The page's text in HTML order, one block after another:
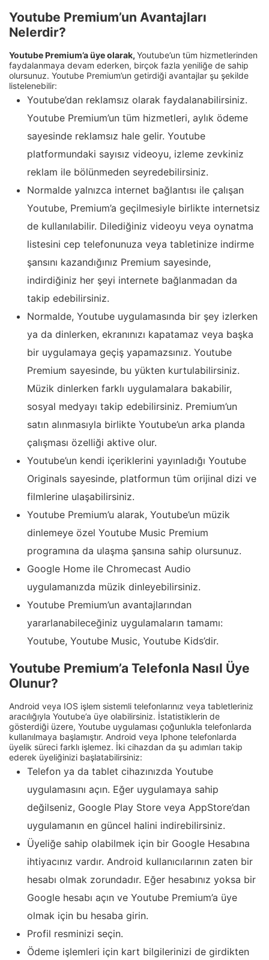
Youtube Premium’un Avantajları
Nelerdir?
Youtube Premium’a üye olarak, Youtube’un tüm hizmetlerinden
faydalanmaya devam ederken, birçok fazla yeniliğe de sahip
olursunuz. Youtube Premium’un getirdiği avantajlar şu şekilde
listelenebilir:
Youtube’dan reklamsız olarak faydalanabilirsiniz.
Youtube Premium’un tüm hizmetleri, aylık ödeme
sayesinde reklamsız hale gelir. Youtube
platformundaki sayısız videoyu, izleme zevkiniz
reklam ile bölünmeden seyredebilirsiniz.
Normalde yalnızca internet bağlantısı ile çalışan
Youtube, Premium’a geçilmesiyle birlikte internetsiz
de kullanılabilir. Dilediğiniz videoyu veya oynatma
listesini cep telefonunuza veya tabletinize indirme
şansını kazandığınız Premium sayesinde,
indirdiğiniz her şeyi internete bağlanmadan da
takip edebilirsiniz.
Normalde, Youtube uygulamasında bir şey izlerken
ya da dinlerken, ekranınızı kapatamaz veya başka
bir uygulamaya geçiş yapamazsınız. Youtube
Premium sayesinde, bu yükten kurtulabilirsiniz.
Müzik dinlerken farklı uygulamalara bakabilir,
sosyal medyayı takip edebilirsiniz. Premium’un
satın alınmasıyla birlikte Youtube’un arka planda
çalışması özelliği aktive olur.
Youtube’un kendi içeriklerini yayınladığı Youtube
Originals sayesinde, platformun tüm orijinal dizi ve
filmlerine ulaşabilirsiniz.
Youtube Premium’u alarak, Youtube’un müzik
dinlemeye özel Youtube Music Premium
programına da ulaşma şansına sahip olursunuz.
Google Home ile Chromecast Audio
uygulamanızda müzik dinleyebilirsiniz.
Youtube Premium’un avantajlarından
yararlanabileceğiniz uygulamaların tamamı:
Youtube, Youtube Music, Youtube Kids’dir.
Youtube Premium’a Telefonla Nasıl Üye
Olunur?
Android veya IOS işlem sistemli telefonlarınız veya tabletleriniz
aracılığıyla Youtube’a üye olabilirsiniz. İstatistiklerin de
gösterdiği üzere, Youtube uygulaması çoğunlukla telefonlarda
kullanılmaya başlamıştır. Android veya Iphone telefonlarda
üyelik süreci farklı işlemez. İki cihazdan da şu adımları takip
ederek üyeliğinizi başlatabilirsiniz:
Telefon ya da tablet cihazınızda Youtube
uygulamasını açın. Eğer uygulamaya sahip
değilseniz, Google Play Store veya AppStore’dan
uygulamanın en güncel halini indirebilirsiniz.
Üyeliğe sahip olabilmek için bir Google Hesabına
ihtiyacınız vardır. Android kullanıcılarının zaten bir
hesabı olmak zorundadır. Eğer hesabınız yoksa bir
Google hesabı açın ve Youtube Premium’a üye
olmak için bu hesaba girin.
Profil resminizi seçin.
Ödeme işlemleri için kart bilgilerinizi de girdikten